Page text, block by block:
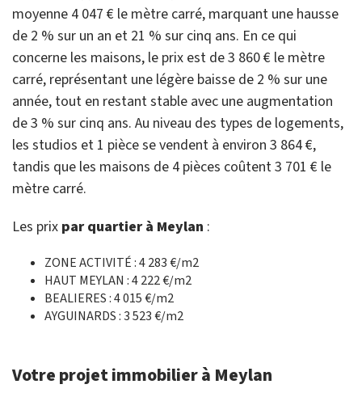
moyenne 4 047 € le mètre carré, marquant une hausse
de 2 % sur un an et 21 % sur cinq ans. En ce qui
concerne les maisons, le prix est de 3 860 € le mètre
carré, représentant une légère baisse de 2 % sur une
année, tout en restant stable avec une augmentation
de 3 % sur cinq ans. Au niveau des types de logements,
les studios et 1 pièce se vendent à environ 3 864 €,
tandis que les maisons de 4 pièces coûtent 3 701 € le
mètre carré.
Les prix par quartier à Meylan :
ZONE ACTIVITÉ : 4 283 €/m2
HAUT MEYLAN : 4 222 €/m2
BEALIERES : 4 015 €/m2
AYGUINARDS : 3 523 €/m2
Votre projet immobilier à Meylan